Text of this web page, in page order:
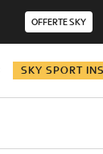
OFFERTE SKY
SKY SPORT